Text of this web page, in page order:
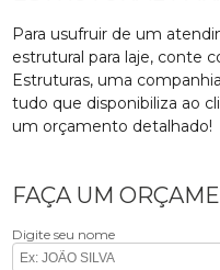
Para usufruir de um
estrutural para laje, conte
Estruturas, uma
tudo que disponibiliza ao
um orçamento detalhado!
FAÇA UM
Digite seu nome